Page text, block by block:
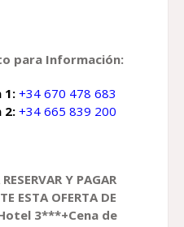
para Información:
1: +34 670 478 683
2: +34 665 839 200
Y PAGAR
ESTA OFERTA DE
3***+Cena de